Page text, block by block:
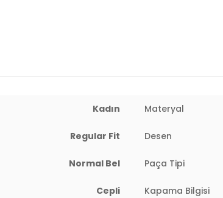
81 cm / Bel : 60 cm / Basen : 89 cm / Beden : S
Kadın Materyal
Regular Fit Desen
Normal Bel Paça Tipi
Cepli Kapama Bilgisi